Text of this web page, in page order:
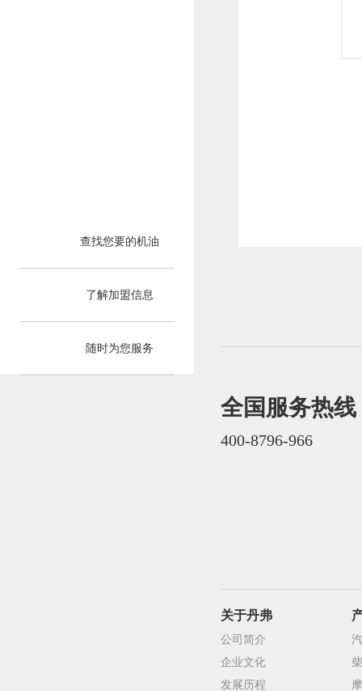
查找您要的机油
了解加盟信息
随时为您服务
全国服务热线
400-8796-966
关于丹弗
公司简介
企业文化
发展历程